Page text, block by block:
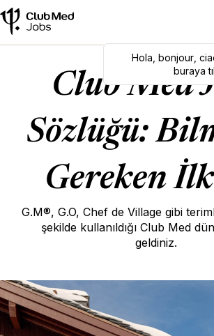
Hola,bonjour,
languages,
Hola bonjour,
buraya
Club Med
Sözlüğü:
Gereken
G.M®, G.O, Chef de Village gibi
şekilde kullanıldığı Club Med
geldiniz.